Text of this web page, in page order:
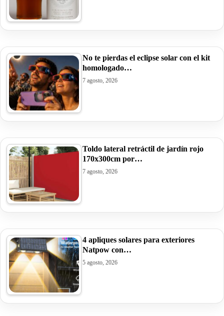
No te pierdas el eclipse solar con el kit
homologado…
7 agosto, 2026
Toldo lateral retráctil de jardín rojo
170x300cm por…
7 agosto, 2026
4 apliques solares para exteriores
Natpow con…
5 agosto, 2026